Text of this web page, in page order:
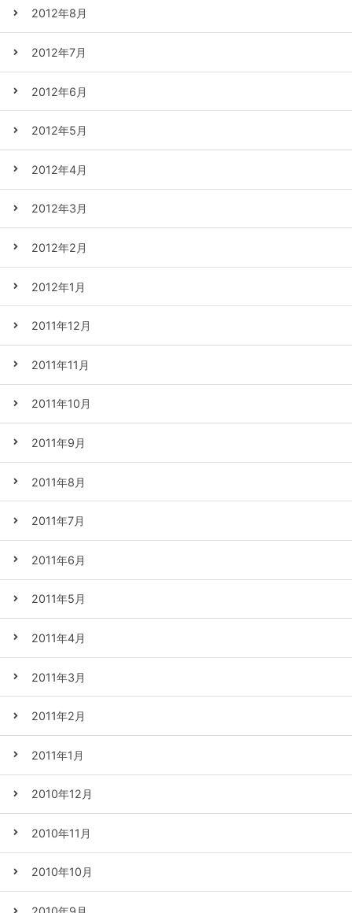
2012年8月
2012年7月
2012年6月
2012年5月
2012年4月
2012年3月
2012年2月
2012年1月
2011年12月
2011年11月
2011年10月
2011年9月
2011年8月
2011年7月
2011年6月
2011年5月
2011年4月
2011年3月
2011年2月
2011年1月
2010年12月
2010年11月
2010年10月